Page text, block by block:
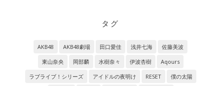
タグ
AKB48 AKB48劇場 田口愛佳 浅井七海
佐藤美波
東山奈央
岡部麟 水樹奈々 伊波杏樹
Aqours
ラブライブ！シリーズ
アイドルの夜明け RESET
僕の太陽